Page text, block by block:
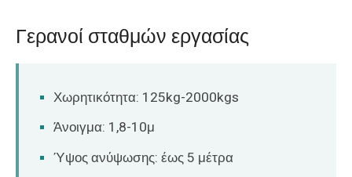
Γερανοί σταθμών εργασίας
Χωρητικότητα: 125kg-2000kgs
Άνοιγμα: 1,8-10μ
Ύψος ανύψωσης: έως 5 μέτρα